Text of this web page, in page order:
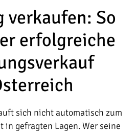
ver­kau­fen: So
erfolgreiche
sich nicht automatisch zum
in gefragten Lagen. Wer seine